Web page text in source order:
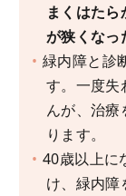
まくはたら
が狭くなっ
緑内障と診
す。一度失
んが、治療
ります。
40歳以上に
け、緑内障